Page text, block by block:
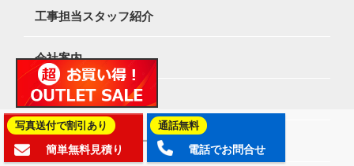
工事担当スタッフ紹介
会社案内
特定商取引法表記
プライバシーポリシー
写真送付で割引あり
簡単無料見積り
通話無料
電話でお問合せ